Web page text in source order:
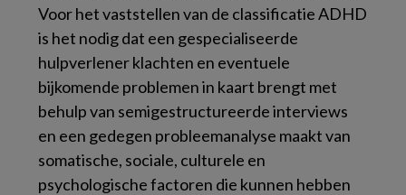
Voor het vaststellen van de classificatie ADHD
is het nodig dat een gespecialiseerde
hulpverlener klachten en eventuele
bijkomende problemen in kaart brengt met
behulp van semigestructureerde interviews
en een gedegen probleemanalyse maakt van
somatische, sociale, culturele en
psychologische factoren die kunnen hebben